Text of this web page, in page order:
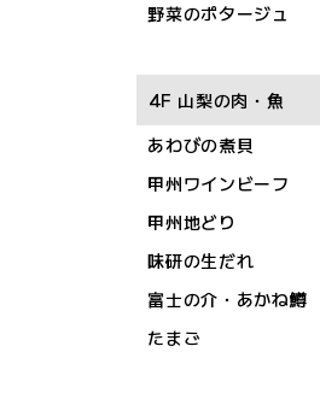
野菜のポタージュ
4F 山梨の肉・魚
あわびの煮貝
甲州ワインビーフ
甲州地どり
味研の生だれ
富士の介・あかね鱒
たまご